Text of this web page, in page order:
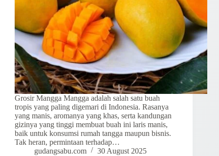
Grosir Mangga Mangga adalah salah satu buah
tropis yang paling digemari di Indonesia. Rasanya
yang manis, aromanya yang khas, serta kandungan
gizinya yang tinggi membuat buah ini laris manis,
baik untuk konsumsi rumah tangga maupun bisnis.
Tak heran, permintaan terhadap…
gudangsabu.com
30 August 2025